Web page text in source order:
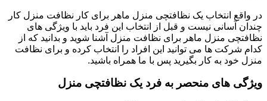
در واقع انتخاب یک نظافتچی منزل ماهر برای کار نظافت منزل کار
چندان آسانی نیست و قبل از انتخاب این فرد باید با ویژگی های
نظافتچی منزل ماهر برای نظافت منزل آشنا شوید و بدانید که از
کدام شرکت ها می توانید این افراد را انتخاب کرده و برای نظافت
منزل خود به کار بگیرید پس با ما همراه باشید.
ویژگی های منحصر به فرد یک نظافتچی منزل